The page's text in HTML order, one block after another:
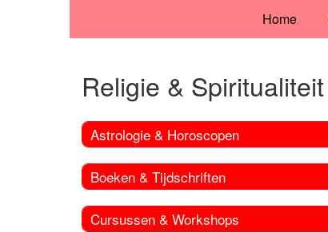
Home
Religie & Spiritualiteit
Astrologie & Horoscopen
Boeken & Tijdschriften
Cursussen & Workshops